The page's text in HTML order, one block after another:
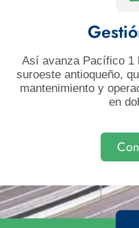
Así avanza Pacífico 1
suroeste antioqueño,
mantenimiento y
en